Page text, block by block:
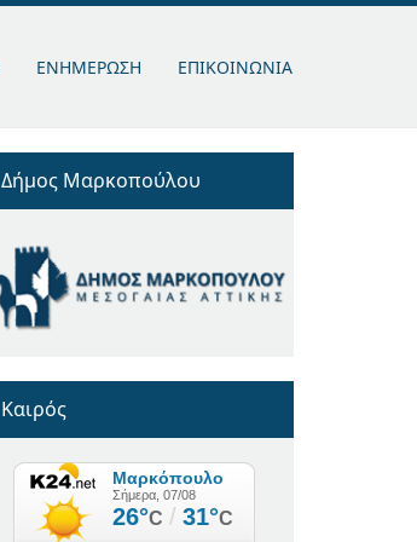
ΕΝΗΜΕΡΩΣΗ ΕΠΙΚΟΙΝΩΝΙΑ
Δήμος Μαρκοπούλου
Καιρός